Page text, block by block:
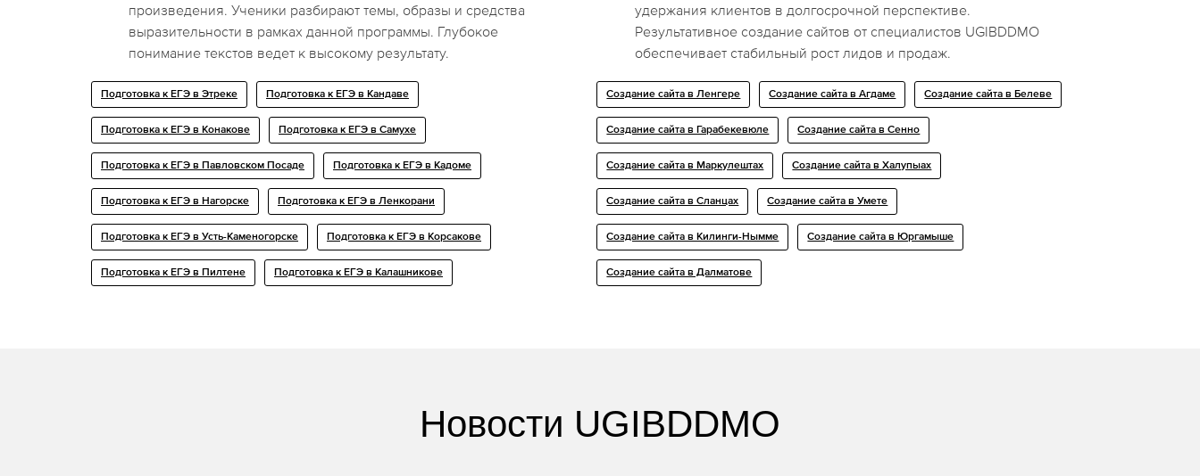
произведения. Ученики разбирают темы, образы и средства
выразительности в рамках данной программы. Глубокое
понимание текстов ведет к высокому результату.
Подготовка к ЕГЭ в Этреке Подготовка к ЕГЭ в Кандаве
Подготовка к ЕГЭ в Конакове Подготовка к ЕГЭ в Самухе
Подготовка к ЕГЭ в Павловском Посаде Подготовка к ЕГЭ в Кадоме
Подготовка к ЕГЭ в Нагорске Подготовка к ЕГЭ в Ленкорани
Подготовка к ЕГЭ в Усть-Каменогорске Подготовка к ЕГЭ в Корсакове
Подготовка к ЕГЭ в Пилтене Подготовка к ЕГЭ в Калашникове
удержания клиентов в долгосрочной перспективе.
Результативное создание сайтов от специалистов UGIBDDMO
обеспечивает стабильный рост лидов и продаж.
Создание сайта в Ленгере Создание сайта в Агдаме Создание сайта в Белеве
Создание сайта в Гарабекевюле Создание сайта в Сенно
Создание сайта в Маркулештах Создание сайта в Халупыах
Создание сайта в Сланцах Создание сайта в Умете
Создание сайта в Килинги-Нымме Создание сайта в Юргамыше
Создание сайта в Далматове
Новости UGIBDDMO